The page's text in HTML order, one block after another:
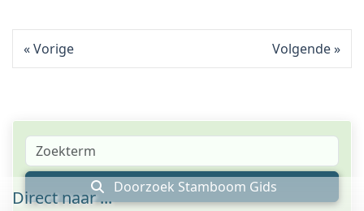
Vorige Volgende
Doorzoek Stamboom Gids
Direct naar ...